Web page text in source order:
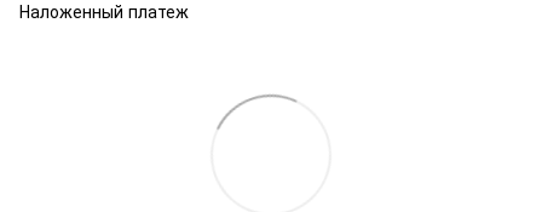
Наложенный платеж